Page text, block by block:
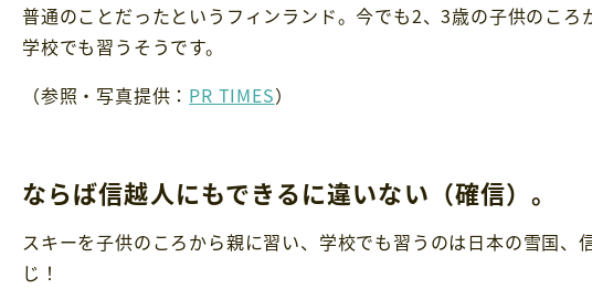
普通のことだったというフィンランド。今でも2、3歳の子供のころ
学校でも習うそうです。
（参照・写真提供： PR TIMES）
ならば信越人にもできるに違いない（確信）。
スキーを子供のころから親に習い、学校でも習うのは日本の雪国、
じ！